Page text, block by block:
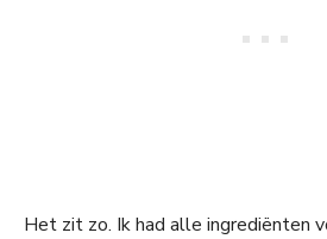
Het zit zo. Ik had alle ingrediënten